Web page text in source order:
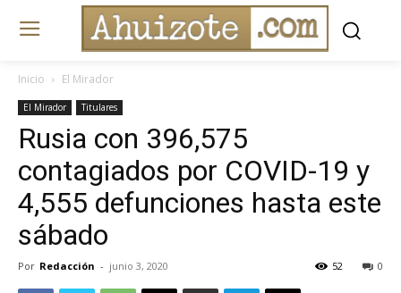
Inicio El Mirador
El Mirador Titulares
Rusia con 396,575
contagiados por COVID-19 y
4,555 defunciones hasta este
sábado
Por Redacción - junio 3, 2020 0
52